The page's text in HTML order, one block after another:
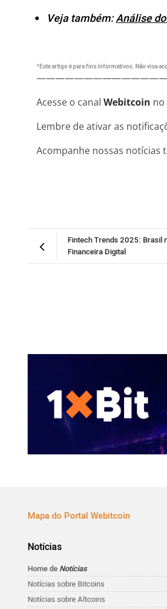
Veja também:Análise
*Este artigo é para fins informativos. Não visa
Acesse o canal Webitcoin no
Lembre de ativar as
Acompanhe nossas notícias
Fintech Trends 2025: Brasil
Financeira Digital
Mapa do Portal Webitcoin
Notícias
Home de Notícias
Notícias sobre Bitcoins
Notícias sobre Altcoins